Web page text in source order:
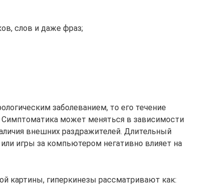
слов и даже фраз;
заболеванием, то его течение
может меняться в зависимости
внешних раздражителей. Длительный
игры за компьютером негативно влияет на
картины, гиперкинезы рассматривают как: